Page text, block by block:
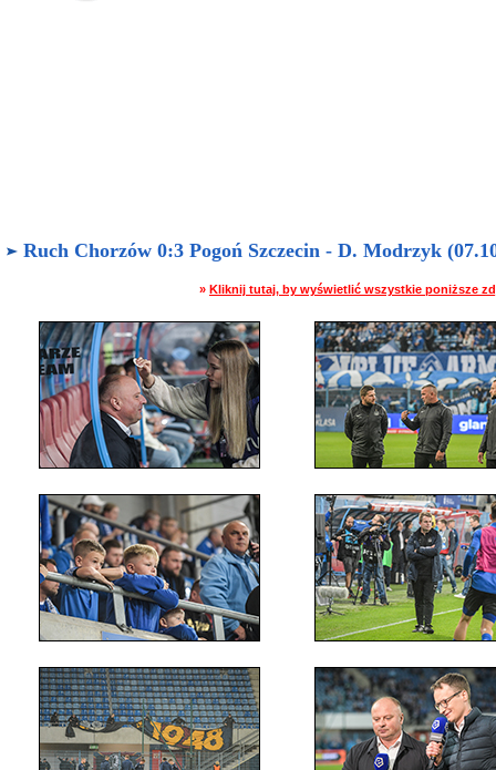
Ruch Chorzów 0:3 Pogoń Szczecin - D. Modrzyk
» Kliknij tutaj, by wyświetlić wszystkie poniższe